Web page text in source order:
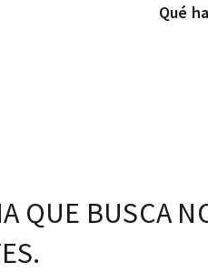
Qué
QUE BUSCA